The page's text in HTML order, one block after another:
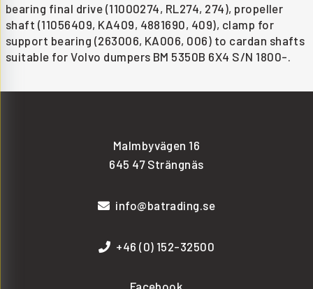
bearing final drive (11000274, RL274, 274), propeller
shaft (11056409, KA409, 4881690, 409), clamp for
support bearing (263006, KA006, 006) to cardan shafts
suitable for Volvo dumpers BM 5350B 6X4 S/N 1800-.
Malmbyvägen 16
645 47 Strängnäs
info@batrading.se
+46 (0) 152-32500